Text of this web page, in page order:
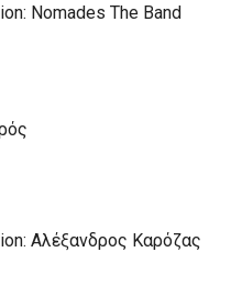
Nomades The Band
Αλέξανδρος Καρόζας